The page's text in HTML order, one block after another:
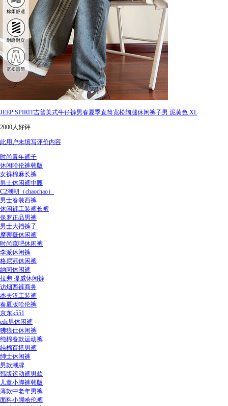
JEEP SPIRIT吉普美式牛仔裤男春夏季直筒宽松阔腿休闲裤子男 泥黄色 XL
2000人好评
此用户未填写评价内容
时尚青年裤子
休闲哈伦裤韩版
女裤棉麻长裤
男士休闲裤中腰
C2潮朝（chaochao）
男士春装西裤
休闲裤工装裤长裤
保罗正品男裤
男士大裆裤子
摩蒂薇休闲裤
时尚森吧休闲裤
李派休闲裤
格尼苏休闲裤
纳冈休闲裤
拉弗.提威休闲裤
访烟西裤商务
杰夫汉工装裤
春夏版哈伦裤
京东k551
edc男休闲裤
狒狼仕休闲裤
纯棉春款运动裤
纯棉百搭男裤
绅士休闲裤
男款潮牌
韩版运动裤男款
儿童小脚裤韩版
薄款中老年男裤
面料小脚哈伦裤